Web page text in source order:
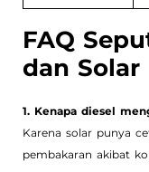
FAQ
dan Solar
1. Kenapa diesel
Karena solar punya
pembakaran akibat